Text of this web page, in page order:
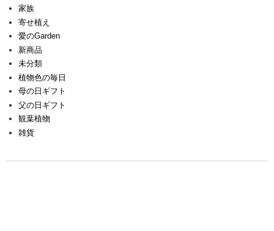
家族
寄せ植え
愛のGarden
新商品
未分類
植物色の毎日
母の日ギフト
父の日ギフト
観葉植物
雑貨